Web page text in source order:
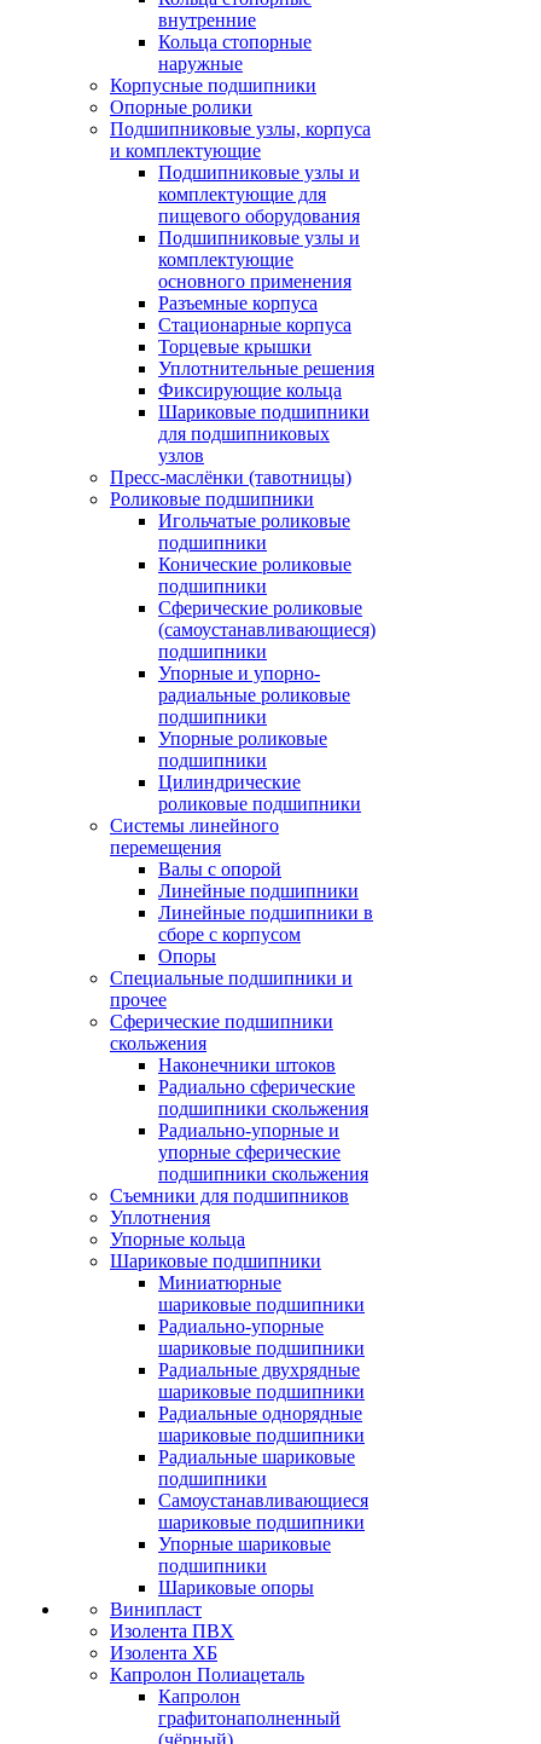
внутренние
Кольца стопорные
наружные
Корпусные подшипники
Опорные ролики
Подшипниковые узлы, корпуса
и комплектующие
Подшипниковые узлы и
комплектующие для
пищевого оборудования
Подшипниковые узлы и
комплектующие
основного применения
Разъемные корпуса
Стационарные корпуса
Торцевые крышки
Уплотнительные решения
Фиксирующие кольца
Шариковые подшипники
для подшипниковых
узлов
Пресс-маслёнки (тавотницы)
Роликовые подшипники
Игольчатые роликовые
подшипники
Конические роликовые
подшипники
Сферические роликовые
(самоустанавливающиеся)
подшипники
Упорные и упорно-
радиальные роликовые
подшипники
Упорные роликовые
подшипники
Цилиндрические
роликовые подшипники
Системы линейного
перемещения
Валы с опорой
Линейные подшипники
Линейные подшипники в
сборе с корпусом
Опоры
Специальные подшипники и
прочее
Сферические подшипники
скольжения
Наконечники штоков
Радиально сферические
подшипники скольжения
Радиально-упорные и
упорные сферические
подшипники скольжения
Съемники для подшипников
Уплотнения
Упорные кольца
Шариковые подшипники
Миниатюрные
шариковые подшипники
Радиально-упорные
шариковые подшипники
Радиальные двухрядные
шариковые подшипники
Радиальные однорядные
шариковые подшипники
Радиальные шариковые
подшипники
Самоустанавливающиеся
шариковые подшипники
Упорные шариковые
подшипники
Шариковые опоры
Винипласт
Изолента ПВХ
Изолента ХБ
Капролон Полиацеталь
Капролон
графитонаполненный
(чёрный)